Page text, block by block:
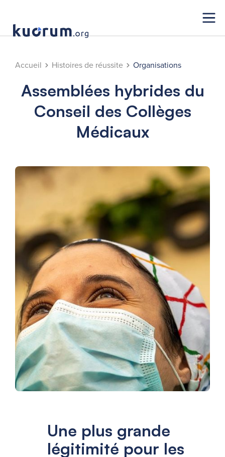
Accueil Histoires de réussite Organisations
Assemblées hybrides du
Conseil des Collèges
Médicaux
Une plus grande
légitimité pour les